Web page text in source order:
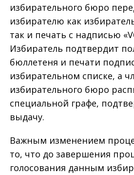
избирательного бюро
избирателю как
так и печать с надписью
Избиратель подтвердит
бюллетеня и печати
избирательном списке, а
избирательного бюро
специальной графе,
выдачу.
Важным изменением
то, что до завершения
голосования данным